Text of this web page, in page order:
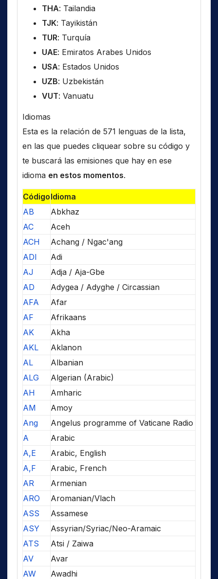
THA: Tailandia
TJK: Tayikistán
TUR: Turquía
UAE: Emiratos Arabes Unidos
USA: Estados Unidos
UZB: Uzbekistán
VUT: Vanuatu
Idiomas
Esta es la relación de 571 lenguas de la lista,
en las que puedes cliquear sobre su código y
te buscará las emisiones que hay en ese
idioma en estos momentos.
CódigoIdioma
AB
Abkhaz
AC
Aceh
ACH
Achang / Ngac'ang
ADI
Adi
AJ
Adja / Aja-Gbe
AD
Adygea / Adyghe / Circassian
AFA
Afar
AF
Afrikaans
AK
Akha
AKL
Aklanon
AL
Albanian
ALG
Algerian (Arabic)
AH
Amharic
AM
Amoy
Ang
Angelus programme of Vaticane Radio
A
Arabic
A,E
Arabic, English
A,F
Arabic, French
AR
Armenian
ARO
Aromanian/Vlach
ASS
Assamese
ASY
Assyrian/Syriac/Neo-Aramaic
ATS
Atsi / Zaiwa
AV
Avar
AW
Awadhi